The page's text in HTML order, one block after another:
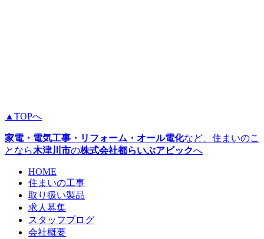
▲TOPへ
家電・電気工事・リフォーム・オール電化など、住まいのこ
となら木津川市の株式会社都らいぶアビックへ
HOME
住まいの工事
取り扱い製品
求人募集
スタッフブログ
会社概要